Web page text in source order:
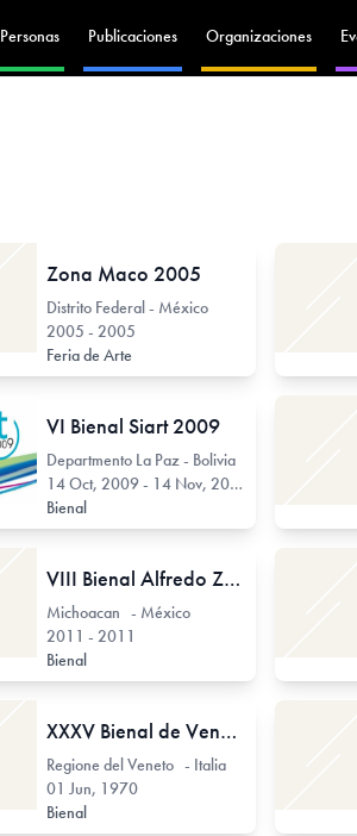
Personas Publicaciones Organizaciones
Zona Maco 2005
Distrito Federal - México
2005 - 2005
Feria de Arte
VI Bienal Siart 2009
Departmento La Paz - Bolivia
14 Oct, 2009 - 14 Nov, 2009
Bienal
VIII Bienal Alfredo Zalce
Michoacan - México
2011 - 2011
Bienal
XXXV Bienal de Venecia
Regione del Veneto - Italia
01 Jun, 1970
Bienal